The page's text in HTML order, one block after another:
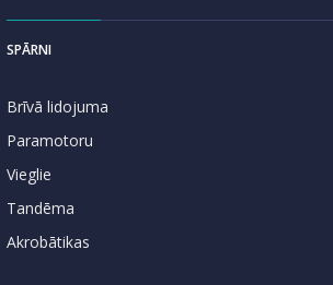
SPĀRNI
Brīvā lidojuma
Paramotoru
Vieglie
Tandēma
Akrobātikas